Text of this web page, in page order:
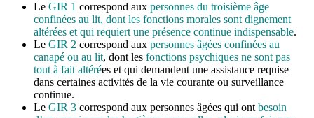
Le GIR 1 correspond aux personnes du troisième âge
confinées au lit, dont les fonctions morales sont dignement
altérées et qui requiert une présence continue indispensable.
Le GIR 2 correspond aux personnes âgées confinées au
canapé ou au lit, dont les fonctions psychiques ne sont pas
tout à fait altérées et qui demandent une assistance requise
dans certaines activités de la vie courante ou surveillance
continue.
Le GIR 3 correspond aux personnes âgées qui ont besoin